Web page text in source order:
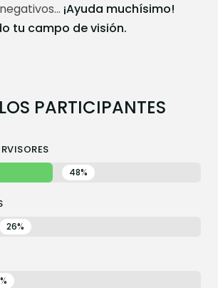
¡Ayuda muchísimo!
tu campo de visión.
PARTICIPANTES
48%
26%